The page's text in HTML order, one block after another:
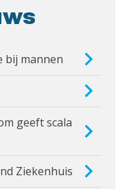
bij mannen
geeft scala
Ziekenhuis